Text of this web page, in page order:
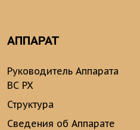
АППАРАТ
Руководитель Аппарата
ВС РХ
Структура
Сведения об Аппарате